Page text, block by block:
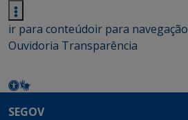
ir para conteúdoir para navegação
Ouvidoria Transparência
SEGOV